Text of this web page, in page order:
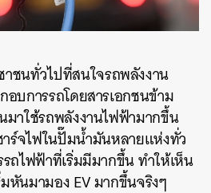
ชนทั่วไปที่สนใจรถพลังงาน
บการรถโดยสารเอกชนข้าม
มาใช้รถพลังงานไฟฟ้ามากขึ้น
าร์จไฟในปั๊มน้ำมันหลายแห่งทั่ว
ถไฟฟ้าที่เริ่มมีมากขึ้น ทำให้เห็น
หันมามอง EV มากขึ้นจริงๆ